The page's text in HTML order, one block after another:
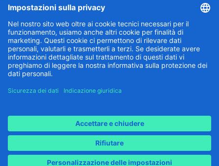
Download per Android
Indicazione giuridica Sicurezza dei dati Impostazioni cookie